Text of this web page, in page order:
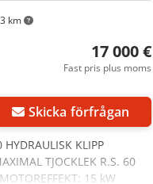
km
17 000 €
Fast pris plus moms
Skicka förfrågan
KLIPP
TJOCKLEK R.S. 60
15 kW